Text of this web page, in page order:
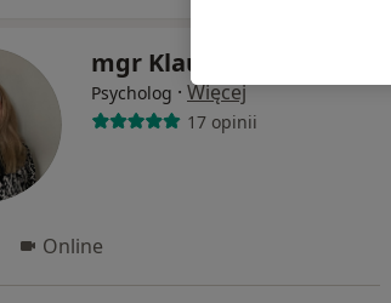
mgr Klaudia Stelnicka
Psycholog · Więcej
17 opinii
Online